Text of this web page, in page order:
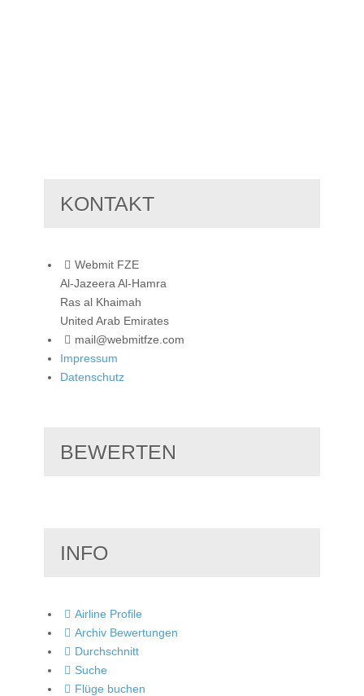
KONTAKT
Webmit FZE
Al-Jazeera Al-Hamra
Ras al Khaimah
United Arab Emirates
mail@webmitfze.com
Impressum
Datenschutz
BEWERTEN
INFO
Airline Profile
Archiv Bewertungen
Durchschnitt
Suche
Flüge buchen